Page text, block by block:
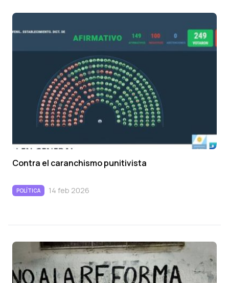
Contra el caranchismo punitivista
POLÍTICA 14 feb 2026